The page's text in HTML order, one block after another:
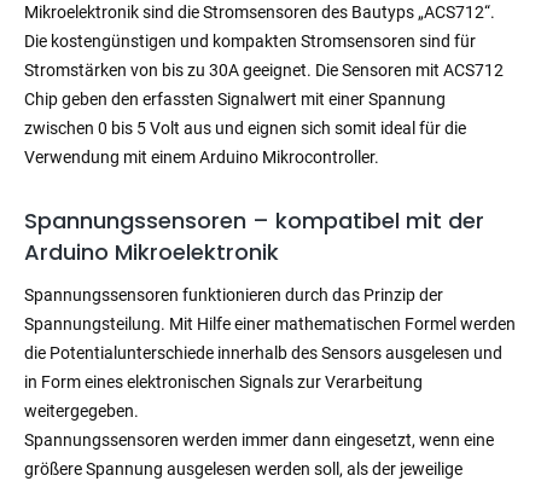
Mikroelektronik sind die Stromsensoren des Bautyps „ACS712“.
Die kostengünstigen und kompakten Stromsensoren sind für
Stromstärken von bis zu 30A geeignet. Die Sensoren mit ACS712
Chip geben den erfassten Signalwert mit einer Spannung
zwischen 0 bis 5 Volt aus und eignen sich somit ideal für die
Verwendung mit einem Arduino Mikrocontroller.
Spannungssensoren – kompatibel mit der
Arduino Mikroelektronik
Spannungssensoren funktionieren durch das Prinzip der
Spannungsteilung. Mit Hilfe einer mathematischen Formel werden
die Potentialunterschiede innerhalb des Sensors ausgelesen und
in Form eines elektronischen Signals zur Verarbeitung
weitergegeben.
Spannungssensoren werden immer dann eingesetzt, wenn eine
größere Spannung ausgelesen werden soll, als der jeweilige